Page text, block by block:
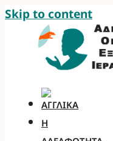
Skip to content
Η